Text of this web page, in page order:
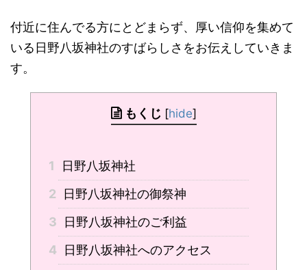
付近に住んでる方にとどまらず、厚い信仰を集めて
いる日野八坂神社のすばらしさをお伝えしていきま
す。
もくじ [hide]
1
日野八坂神社
2
日野八坂神社の御祭神
3
日野八坂神社のご利益
4
日野八坂神社へのアクセス